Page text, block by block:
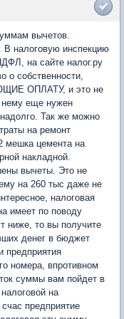
вычетов.
В налоговую инспекцию
на сайте налог.ру
о собственности,
ОПЛАТУ, и это не
нему еще нужен
Так же можно
на ремонт
мешка цемента на
накладной.
вычеты. Это не
на 260 тыс даже не
налоговая
имеет по поводу
ниже, то вы получите
денег в бюджет
предприятия
номера, впротивном
суммы вам пойдет в
на
предприятие